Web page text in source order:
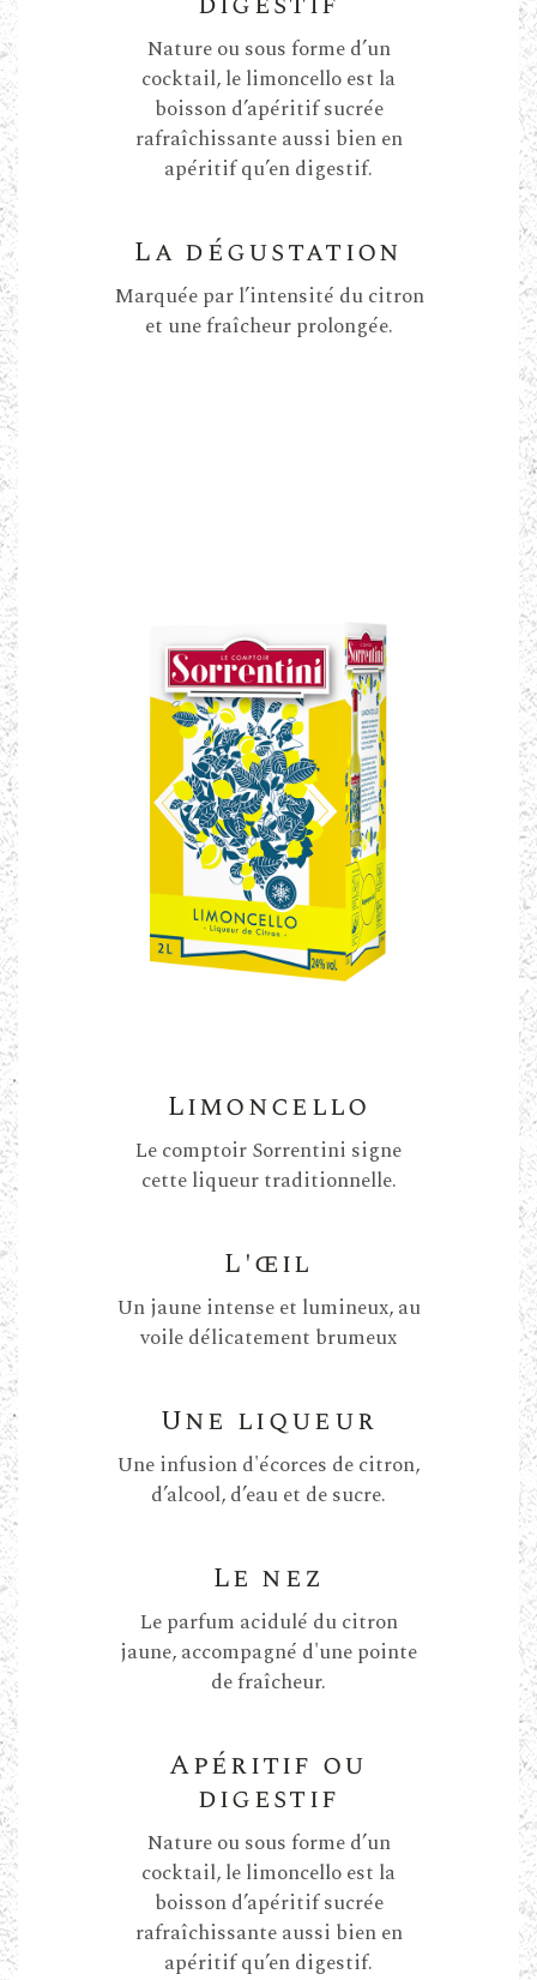
Nature ou sous forme d’un
cocktail, le limoncello est la
boisson d’apéritif sucrée
rafraîchissante aussi bien en
apéritif qu’en digestif.
La dégustation
Marquée par l’intensité du citron
et une fraîcheur prolongée.
Limoncello
Le comptoir Sorrentini signe
cette liqueur traditionnelle.
L'œil
Un jaune intense et lumineux, au
voile délicatement brumeux
Une liqueur
Une infusion d'écorces de citron,
d’alcool, d’eau et de sucre.
Le nez
Le parfum acidulé du citron
jaune, accompagné d'une pointe
de fraîcheur.
Apéritif ou
digestif
Nature ou sous forme d’un
cocktail, le limoncello est la
boisson d’apéritif sucrée
rafraîchissante aussi bien en
apéritif qu’en digestif.